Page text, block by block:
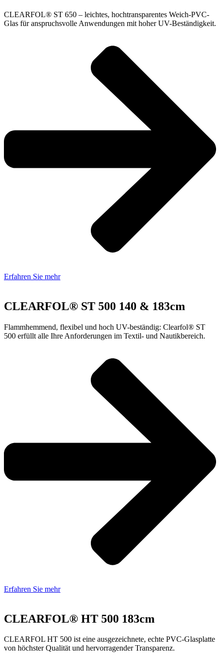
CLEARFOL® ST 650 – leichtes, hochtransparentes Weich-PVC-
Glas für anspruchsvolle Anwendungen mit hoher UV-Beständigkeit.
Erfahren Sie mehr
CLEARFOL® ST 500 140 & 183cm
Flammhemmend, flexibel und hoch UV-beständig: Clearfol® ST
500 erfüllt alle Ihre Anforderungen im Textil- und Nautikbereich.
Erfahren Sie mehr
CLEARFOL® HT 500 183cm
CLEARFOL HT 500 ist eine ausgezeichnete, echte PVC-Glasplatte
von höchster Qualität und hervorragender Transparenz.